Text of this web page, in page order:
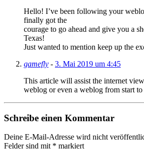
Hello! I’ve been following your
finally got the
courage to go ahead and give you a
Texas!
Just wanted to mention keep up the
gamefly - 3. Mai 2019 um 4:45
This article will assist the internet
weblog or even a weblog from start to
Schreibe einen Kommentar
Deine E-Mail-Adresse wird nicht
Felder sind mit * markiert